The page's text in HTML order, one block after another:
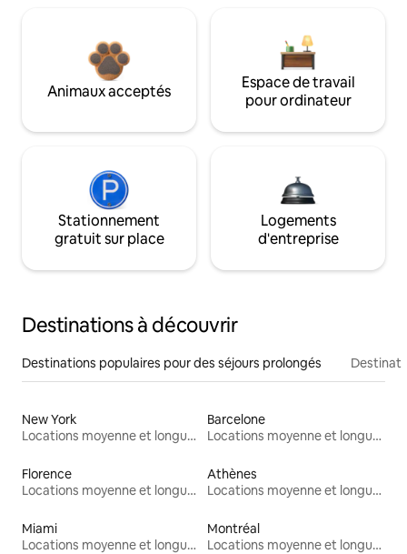
Animaux acceptés
Espace de travail
pour ordinateur
Stationnement
gratuit sur place
Logements
d'entreprise
Destinations à découvrir
Destinations populaires pour des séjours prolongés
New York
Locations moyenne et longue durée
Barcelone
Locations moyenne et longue durée
Florence
Locations moyenne et longue durée
Athènes
Locations moyenne et longue durée
Miami
Locations moyenne et longue durée
Montréal
Locations moyenne et longue durée